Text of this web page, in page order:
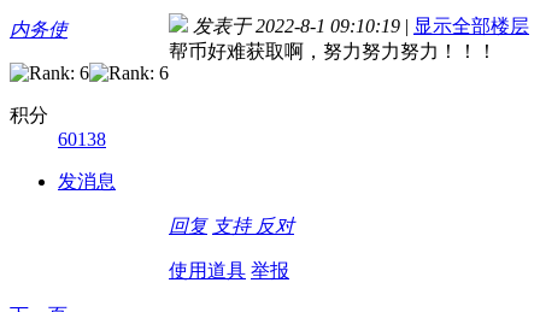
内务使
积分
60138
发消息
发表于 2022-8-1 09:10:19 | 显示全部楼层
帮币好难获取啊，努力努力努力！！！
回复 支持 反对
使用道具 举报